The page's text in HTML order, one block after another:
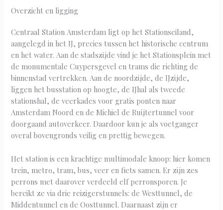
Overzicht en ligging
Centraal Station Amsterdam ligt op het Stationseiland,
aangelegd in het IJ, precies tussen het historische centrum
en het water. Aan de stadszijde vind je het Stationsplein met
de monumentale Cuypersgevel en trams die richting de
binnenstad vertrekken. Aan de noordzijde, de IJzijde,
liggen het busstation op hoogte, de IJhal als tweede
stationshal, de veerkades voor gratis ponten naar
Amsterdam Noord en de Michiel de Ruijtertunnel voor
doorgaand autoverkeer. Daardoor kun je als voetganger
overal bovengronds veilig en prettig bewegen.
Het station is een krachtige multimodale knoop: hier komen
trein, metro, tram, bus, veer en fiets samen. Er zijn zes
perrons met daarover verdeeld elf perronsporen. Je
bereikt ze via drie reizigerstunnels: de Westtunnel, de
Middentunnel en de Oosttunnel. Daarnaast zijn er